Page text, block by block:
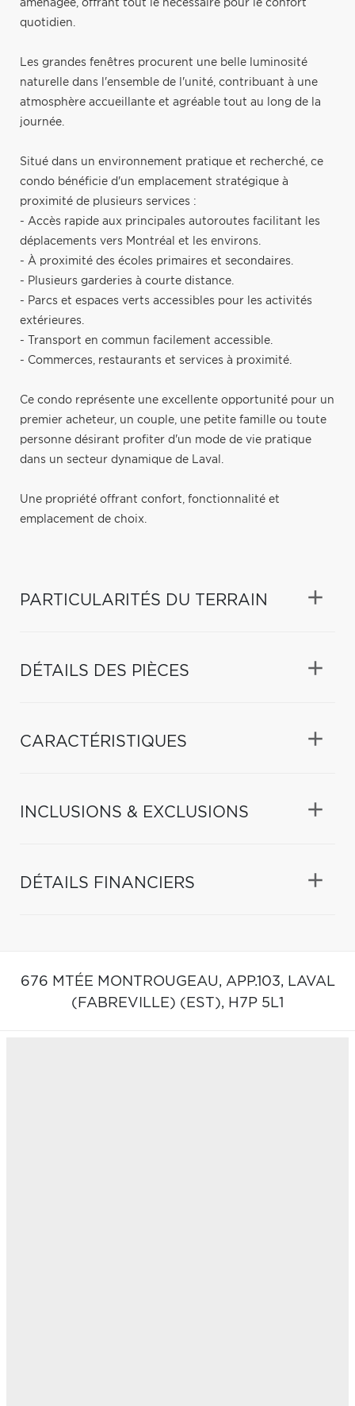
aménagée, offrant tout le nécessaire pour le confort
quotidien.
Les grandes fenêtres procurent une belle luminosité
naturelle dans l'ensemble de l'unité, contribuant à une
atmosphère accueillante et agréable tout au long de la
journée.
Situé dans un environnement pratique et recherché, ce
condo bénéficie d'un emplacement stratégique à
proximité de plusieurs services :
- Accès rapide aux principales autoroutes facilitant les
déplacements vers Montréal et les environs.
- À proximité des écoles primaires et secondaires.
- Plusieurs garderies à courte distance.
- Parcs et espaces verts accessibles pour les activités
extérieures.
- Transport en commun facilement accessible.
- Commerces, restaurants et services à proximité.
Ce condo représente une excellente opportunité pour un
premier acheteur, un couple, une petite famille ou toute
personne désirant profiter d'un mode de vie pratique
dans un secteur dynamique de Laval.
Une propriété offrant confort, fonctionnalité et
emplacement de choix.
PARTICULARITÉS DU TERRAIN
DÉTAILS DES PIÈCES
CARACTÉRISTIQUES
INCLUSIONS & EXCLUSIONS
DÉTAILS FINANCIERS
676 MTÉE MONTROUGEAU, APP.103, LAVAL
(FABREVILLE) (EST), H7P 5L1